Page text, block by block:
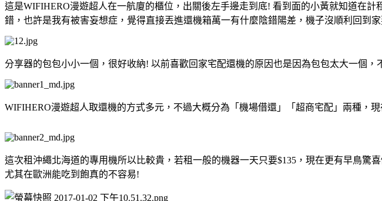
這是WIFIHERO漫遊超人在一航廈的櫃位，出關後左手邊走到底! 看到面的小黃就知道在
錯，也許是我有被害妄想症，覺得直接丟進還機箱萬一有什麼陰錯陽差，機子沒順利回到
分享器的包包小小一個，很好收納! 以前喜歡回家宅配還機的原因也是因為包包太大一個
WIFIHERO漫遊超人取還機的方式多元，不過大概分為「機場借還」「超商宅配」兩種，
這次租沖繩北海道的專用機所以比較貴，若租一般的機器一天只要$135，現在更有早鳥驚
尤其在歐洲能吃到飽真的不容易!